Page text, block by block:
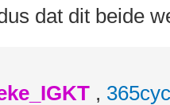
dat dit beide
,